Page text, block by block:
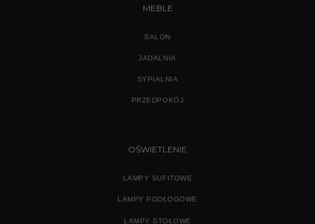
MEBLE
SALON
JADALNIA
SYPIALNIA
PRZEDPOKÓJ
OŚWIETLENIE
LAMPY SUFITOWE
LAMPY PODŁOGOWE
LAMPY STOŁOWE